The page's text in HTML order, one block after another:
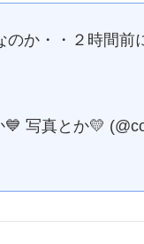
か・・２時間前
写真とか💛